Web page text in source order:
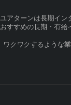
ユアターンは長期イン
おすすめの長期・有給
ワクワクするような